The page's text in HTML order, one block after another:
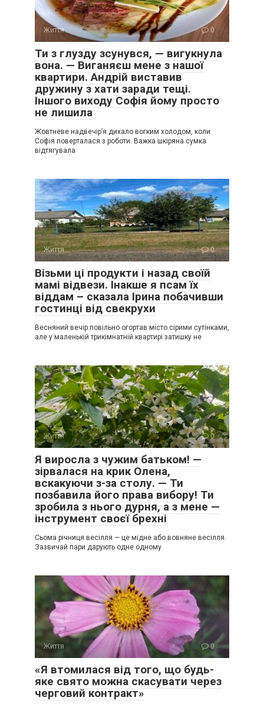
Життя 0
Ти з глузду зсунувся, — вигукнула
вона. — Виганяєш мене з нашої
квартири. Андрій виставив
дружину з хати заради тещі.
Іншого виходу Софія йому просто
не лишила
Жовтневе надвечір’я дихало вогким холодом, коли
Софія поверталася з роботи. Важка шкіряна сумка
відтягувала
Життя 0
Візьми ці продукти і назад своїй
мамі відвези. Інакше я псам їх
віддам – сказала Ірина побачивши
гостинці від свекрухи
Весняний вечір повільно огортав місто сірими сутінками,
але у маленькій трикімнатній квартирі затишку не
Життя 0
Я виросла з чужим батьком! —
зірвалася на крик Олена,
вскакуючи з-за столу. — Ти
позбавила його права вибору! Ти
зробила з нього дурня, а з мене —
інструмент своєї брехні
Сьома річниця весілля — це мідне або вовняне весілля.
Зазвичай пари дарують одне одному
Життя 0
«Я втомилася від того, що будь-
яке свято можна скасувати через
черговий контракт»